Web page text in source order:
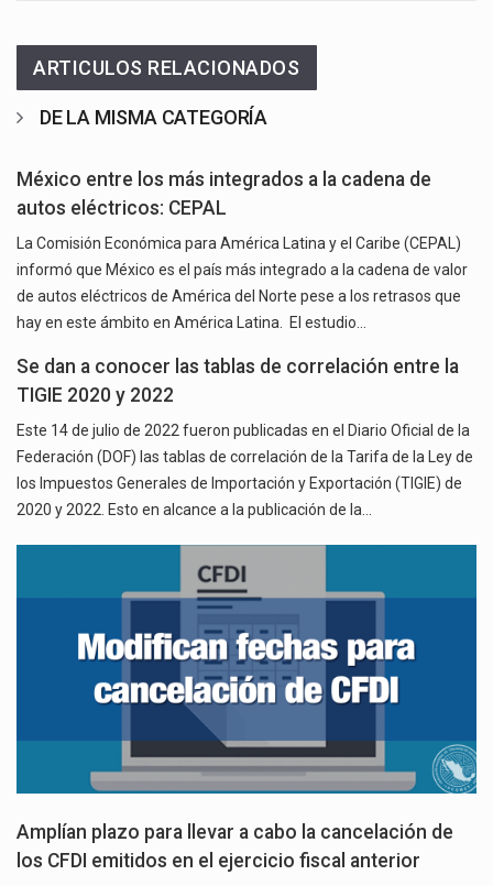
ARTICULOS RELACIONADOS
DE LA MISMA CATEGORÍA
México entre los más integrados a la cadena de
autos eléctricos: CEPAL
La Comisión Económica para América Latina y el Caribe (CEPAL)
informó que México es el país más integrado a la cadena de valor
de autos eléctricos de América del Norte pese a los retrasos que
hay en este ámbito en América Latina. El estudio…
Se dan a conocer las tablas de correlación entre la
TIGIE 2020 y 2022
Este 14 de julio de 2022 fueron publicadas en el Diario Oficial de la
Federación (DOF) las tablas de correlación de la Tarifa de la Ley de
los Impuestos Generales de Importación y Exportación (TIGIE) de
2020 y 2022. Esto en alcance a la publicación de la…
Amplían plazo para llevar a cabo la cancelación de
los CFDI emitidos en el ejercicio fiscal anterior